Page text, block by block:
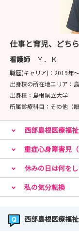
仕事と育児、どち
看護師 Ｙ．Ｋ
職歴(キャリア)： 2019年〜
出身校の所在地エリア：
出身校： 島根県立大学
所属診療科目： その他（
西部島根医療福
重症心身障害児
休みの日は何を
私の気分転換
西部島根医療福